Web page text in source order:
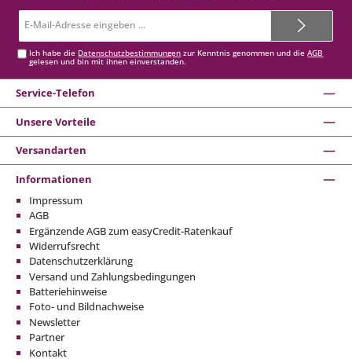
Mail-
Ich habe die Datenschutzbestimmungen zur Kenntnis genommen und dieAGB
gelesen und bin mit ihnen einverstanden.
Service-Telefon
Unsere Vorteile
Versandarten
Informationen
Impressum
AGB
Ergänzende AGB zum easyCredit-Ratenkauf
Widerrufsrecht
Datenschutzerklärung
Versand und Zahlungsbedingungen
Batteriehinweise
Foto- und Bildnachweise
Newsletter
Partner
Kontakt